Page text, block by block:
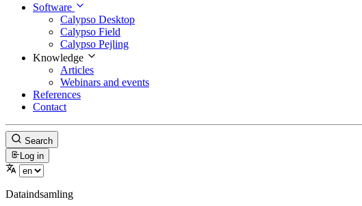
Software
Calypso Desktop
Calypso Field
Calypso Pejling
Knowledge
Articles
Webinars and events
References
Contact
Search
Log in
Dataindsamling